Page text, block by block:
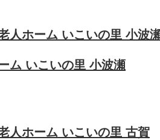
人ホーム いこいの里 小波
ム いこいの里 小波瀬
人ホーム いこいの里 古賀